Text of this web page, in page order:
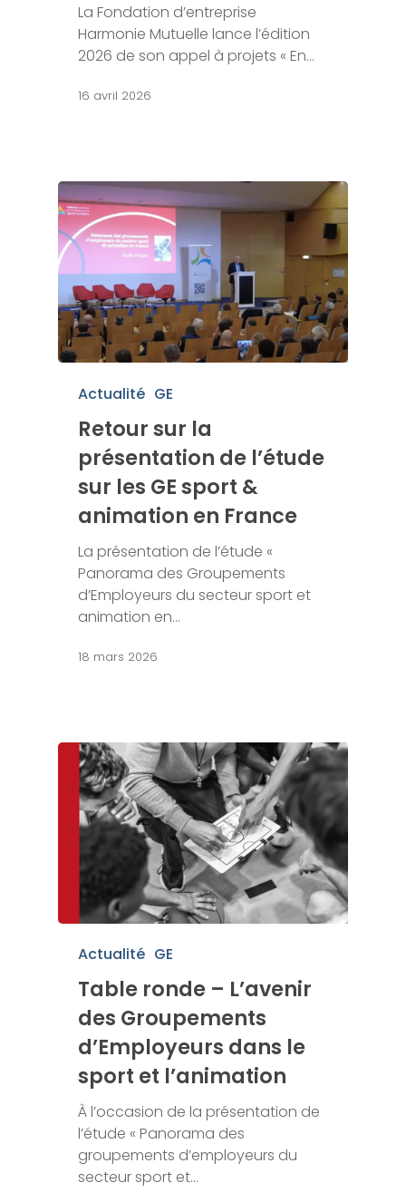
La Fondation d’entreprise
Harmonie Mutuelle lance l’édition
2026 de son appel à projets « En…
16 avril 2026
Actualité GE
Retour sur la
présentation de l’étude
sur les GE sport &
animation en France
La présentation de l’étude «
Panorama des Groupements
d’Employeurs du secteur sport et
animation en…
18 mars 2026
Actualité GE
Table ronde – L’avenir
des Groupements
d’Employeurs dans le
sport et l’animation
À l’occasion de la présentation de
l’étude « Panorama des
groupements d’employeurs du
secteur sport et…